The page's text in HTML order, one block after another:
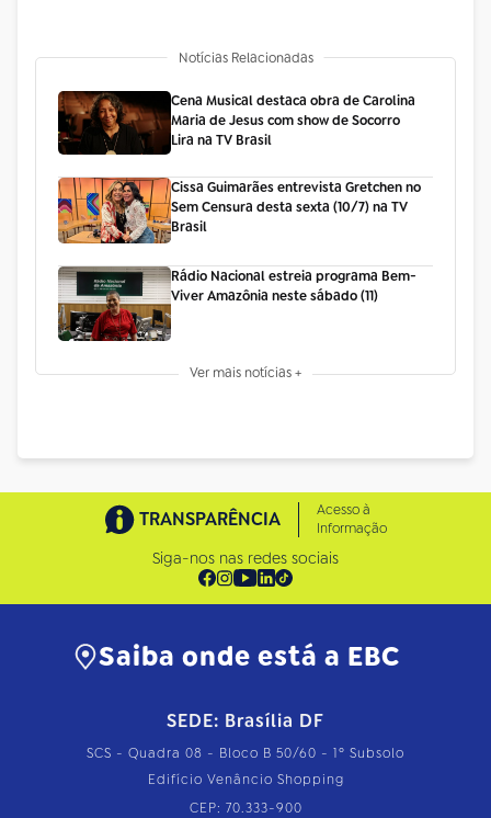
Notícias Relacionadas
Cena Musical destaca obra de Carolina
Maria de Jesus com show de Socorro
Lira na TV Brasil
Cissa Guimarães entrevista Gretchen no
Sem Censura desta sexta (10/7) na TV
Brasil
Rádio Nacional estreia programa Bem-
Viver Amazônia neste sábado (11)
Ver mais notícias +
TRANSPARÊNCIA
Acesso à
Informação
Siga-nos nas redes sociais
Saiba onde está a EBC
SEDE: Brasília DF
SCS - Quadra 08 - Bloco B 50/60 - 1º Subsolo
Edifício Venâncio Shopping
CEP: 70.333-900